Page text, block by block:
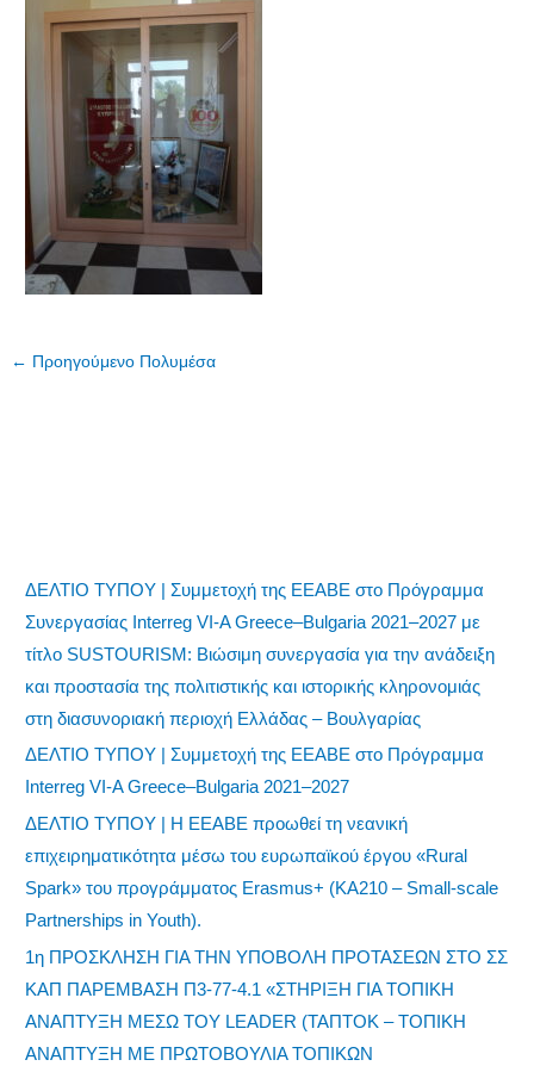
← Προηγούμενο Πολυμέσα
ΔΕΛΤΙΟ ΤΥΠΟΥ | Συμμετοχή της ΕΕΑΒΕ στο Πρόγραμμα
Συνεργασίας Interreg VI-A Greece–Bulgaria 2021–2027 με
τίτλο SUSTOURISM: Βιώσιμη συνεργασία για την ανάδειξη
και προστασία της πολιτιστικής και ιστορικής κληρονομιάς
στη διασυνοριακή περιοχή Ελλάδας – Βουλγαρίας
ΔΕΛΤΙΟ ΤΥΠΟΥ | Συμμετοχή της ΕΕΑΒΕ στο Πρόγραμμα
Interreg VI-A Greece–Bulgaria 2021–2027
ΔΕΛΤΙΟ ΤΥΠΟΥ | Η ΕΕΑΒΕ προωθεί τη νεανική
επιχειρηματικότητα μέσω του ευρωπαϊκού έργου «Rural
Spark» του προγράμματος Erasmus+ (KA210 – Small-scale
Partnerships in Youth).
1η ΠΡΟΣΚΛΗΣΗ ΓΙΑ ΤΗΝ ΥΠΟΒΟΛΗ ΠΡΟΤΑΣΕΩΝ ΣΤΟ ΣΣ
ΚΑΠ ΠΑΡΕΜΒΑΣΗ Π3-77-4.1 «ΣΤΗΡΙΞΗ ΓΙΑ ΤΟΠΙΚΗ
ΑΝΑΠΤΥΞΗ ΜΕΣΩ ΤΟΥ LEADER (ΤΑΠΤΟΚ – ΤΟΠΙΚΗ
ΑΝΑΠΤΥΞΗ ΜΕ ΠΡΩΤΟΒΟΥΛΙΑ ΤΟΠΙΚΩΝ